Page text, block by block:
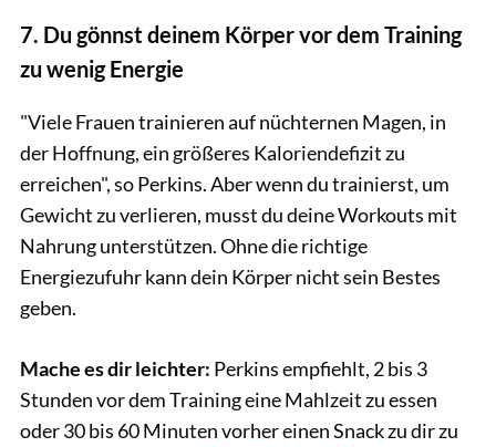
7. Du gönnst deinem Körper vor dem Training
zu wenig Energie
"Viele Frauen trainieren auf nüchternen Magen, in
der Hoffnung, ein größeres Kaloriendefizit zu
erreichen", so Perkins. Aber wenn du trainierst, um
Gewicht zu verlieren, musst du deine Workouts mit
Nahrung unterstützen. Ohne die richtige
Energiezufuhr kann dein Körper nicht sein Bestes
geben.
Mache es dir leichter: Perkins empfiehlt, 2 bis 3
Stunden vor dem Training eine Mahlzeit zu essen
oder 30 bis 60 Minuten vorher einen Snack zu dir zu